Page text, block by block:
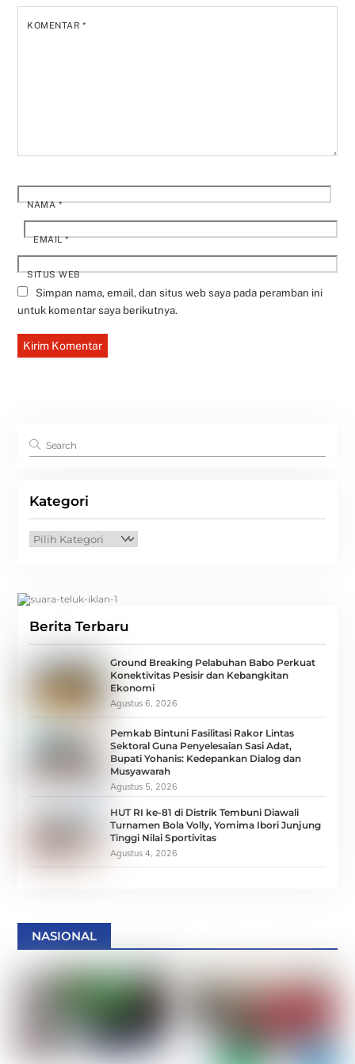
KOMENTAR*
NAMA*
EMAIL*
SITUS WEB
Simpan nama, email, dan situs web saya pada peramban ini
untuk komentar saya berikutnya.
Kategori
Kategori
Berita Terbaru
Ground Breaking Pelabuhan Babo Perkuat
Konektivitas Pesisir dan Kebangkitan
Ekonomi
Agustus 6, 2026
Pemkab Bintuni Fasilitasi Rakor Lintas
Sektoral Guna Penyelesaian Sasi Adat,
Bupati Yohanis: Kedepankan Dialog dan
Musyawarah
Agustus 5, 2026
HUT RI ke-81 di Distrik Tembuni Diawali
Turnamen Bola Volly, Yomima Ibori Junjung
Tinggi Nilai Sportivitas
Agustus 4, 2026
NASIONAL